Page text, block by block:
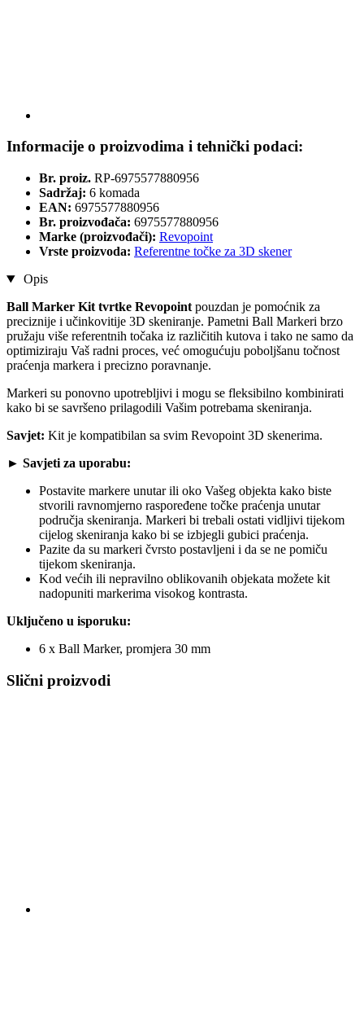
Informacije o proizvodima i tehnički podaci:
Br. proiz. RP-6975577880956
Sadržaj: 6 komada
EAN: 6975577880956
Br. proizvođača: 6975577880956
Marke (proizvođači): Revopoint
Vrste proizvoda: Referentne točke za 3D skener
Opis
Ball Marker Kit tvrtke Revopoint pouzdan je pomoćnik za
preciznije i učinkovitije 3D skeniranje. Pametni Ball Markeri brzo
pružaju više referentnih točaka iz različitih kutova i tako ne samo da
optimiziraju Vaš radni proces, već omogućuju poboljšanu točnost
praćenja markera i precizno poravnanje.
Markeri su ponovno upotrebljivi i mogu se fleksibilno kombinirati
kako bi se savršeno prilagodili Vašim potrebama skeniranja.
Savjet: Kit je kompatibilan sa svim Revopoint 3D skenerima.
► Savjeti za uporabu:
Postavite markere unutar ili oko Vašeg objekta kako biste
stvorili ravnomjerno raspoređene točke praćenja unutar
područja skeniranja. Markeri bi trebali ostati vidljivi tijekom
cijelog skeniranja kako bi se izbjegli gubici praćenja.
Pazite da su markeri čvrsto postavljeni i da se ne pomiču
tijekom skeniranja.
Kod većih ili nepravilno oblikovanih objekata možete kit
nadopuniti markerima visokog kontrasta.
Uključeno u isporuku:
6 x Ball Marker, promjera 30 mm
Slični proizvodi